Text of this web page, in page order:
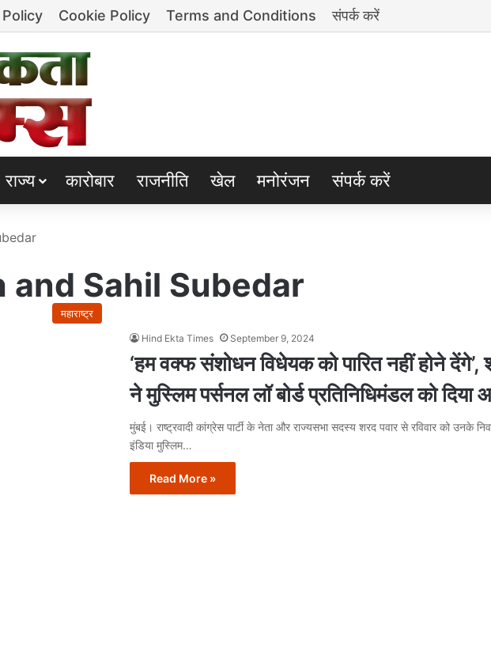
Cookie Policy Terms and Conditions संपर्क करें
राज्य कारोबार राजनीति खेल मनोरंजन संपर्क करें
and Sahil Subedar
महाराष्ट्र
Hind Ekta Times September 9, 2024
‘हम वक्फ संशोधन विधेयक को पारित नहीं होने देंगे’,
ने मुस्लिम पर्सनल लॉ बोर्ड प्रतिनिधिमंडल को दिया
मुंबई। राष्ट्रवादी कांग्रेस पार्टी के नेता और राज्यसभा सदस्य शरद पवार से रविवार को उनके
इंडिया मुस्लिम…
Read More »